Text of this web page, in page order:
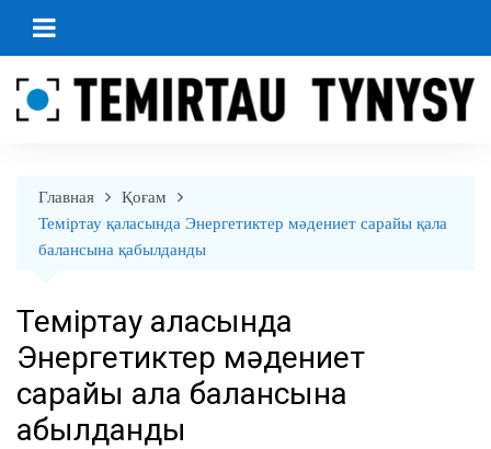
перейти
Главная
Қоғам
Теміртау қаласында Энергетиктер мәдениет сарайы қала
балансына қабылданды
Теміртау қаласында
Энергетиктер мәдениет
сарайы қала балансына
қабылданды